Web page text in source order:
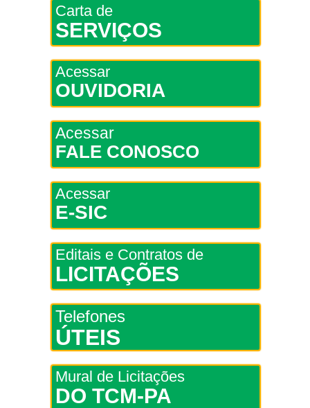
Carta de
SERVIÇOS
Acessar
OUVIDORIA
Acessar
FALE CONOSCO
Acessar
E-SIC
Editais e Contratos de
LICITAÇÕES
Telefones
ÚTEIS
Mural de Licitações
DO TCM-PA